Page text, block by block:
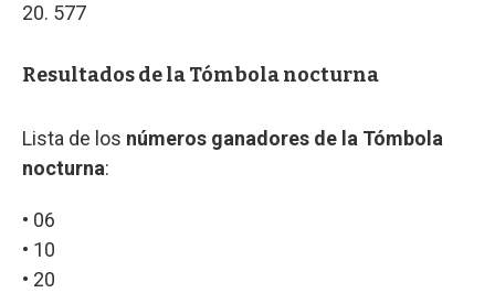
20. 577
Resultados de la Tómbola nocturna
Lista de los números ganadores de la Tómbola
nocturna:
• 06
• 10
• 20